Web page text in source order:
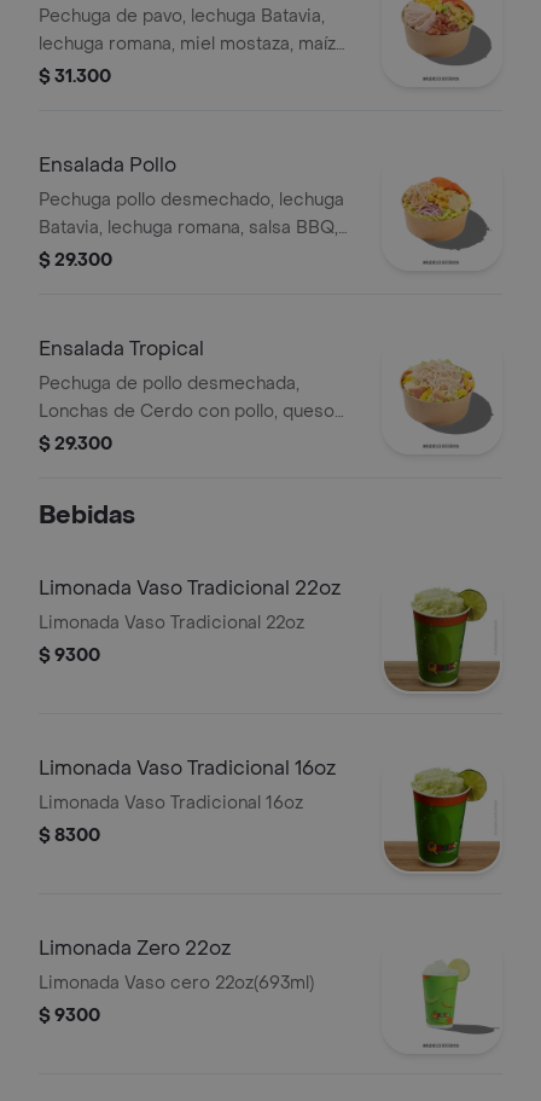
Pechuga de pavo, lechuga Batavia,
lechuga romana, miel mostaza, maíz
tierno, tomate chonto, croutones y
$ 31.300
Ensalada Pollo
Pechuga pollo desmechado, lechuga
Batavia, lechuga romana, salsa BBQ,
tomate chonto, queso mozzarella,
$ 29.300
Ensalada Tropical
Pechuga de pollo desmechada,
Lonchas de Cerdo con pollo, queso
amarillo, piña calada, lechuga batavia y
$ 29.300
Bebidas
Limonada Vaso Tradicional 22oz
Limonada Vaso Tradicional 22oz
$ 9300
Limonada Vaso Tradicional 16oz
Limonada Vaso Tradicional 16oz
$ 8300
Limonada Zero 22oz
Limonada Vaso cero 22oz(693ml)
$ 9300